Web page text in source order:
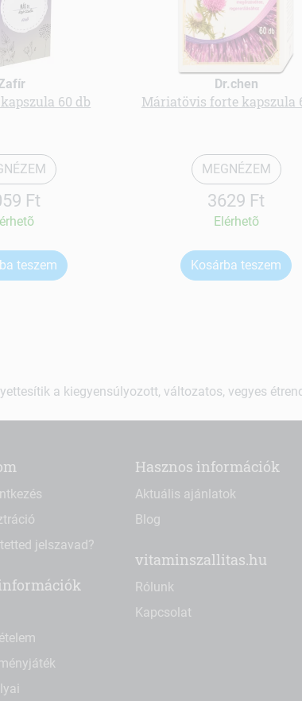
60 db
Ft
teszem
Dr.chen
Máriatövis forte kapszula
MEGNÉZEM
3629 Ft
Elérhetõ
Kosárba teszem
a kiegyensúlyozott, változatos, vegyes
jelszavad?
Hasznos információk
Aktuális ajánlatok
Blog
vitaminszallitas.hu
Rólunk
Kapcsolat